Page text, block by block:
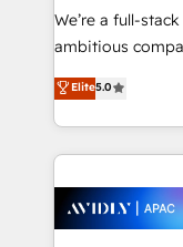
acumen,
integrate
MicroSoft, custom solutions,...
Retail
HubSpot CMS
We’re a full-
ambitious
upgrading and
generating aspect of
HubSpot Elite
nerds who can
experience. Working hand-in-hand with your team,
we’ll assemble a
Elite5.0